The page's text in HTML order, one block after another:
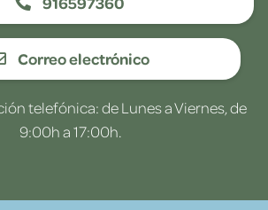
Correo electrónico
telefónica: de Lunes a Viernes, de
9:00h a 17:00h.